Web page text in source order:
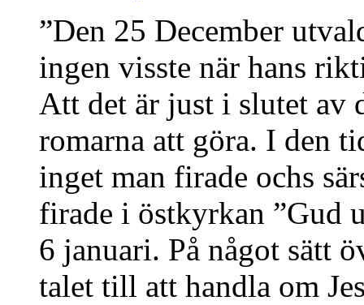
”Den 25 December
ingen visste när hans
Att det är just i slutet av
romarna att göra. I den
inget man firade ochs
firade i östkyrkan ”Gud
6 januari. På något sätt
talet till att handla om